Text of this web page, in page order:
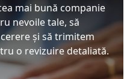
mai bună companie
nevoile tale, să
și să trimitem
o revizuire detaliată.